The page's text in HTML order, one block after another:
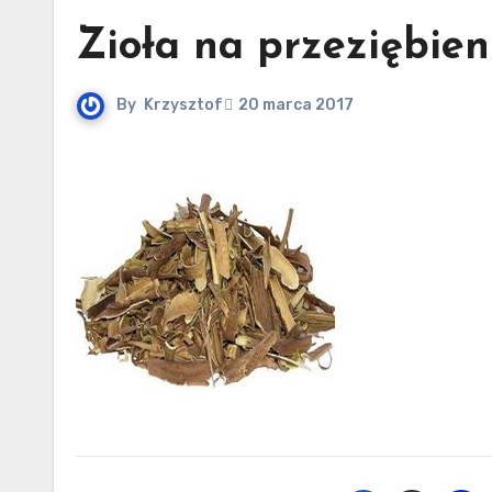
Zioła na
By Krzysztof 20 marca 2017